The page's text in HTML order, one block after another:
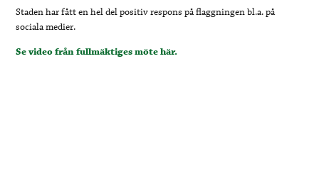
Staden har fått en hel del positiv respons på flaggningen bl.a. på
sociala medier.
Se video från fullmäktiges möte här.